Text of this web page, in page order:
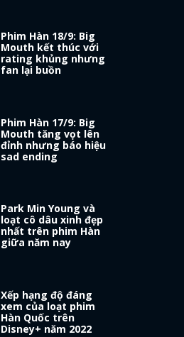
Phim Hàn 18/9: Big
Mouth kết thúc với
rating khủng nhưng
fan lại buồn
Phim Hàn 17/9: Big
Mouth tăng vọt lên
đỉnh nhưng báo hiệu
sad ending
Park Min Young và
loạt cô dâu xinh đẹp
nhất trên phim Hàn
giữa năm nay
Xếp hạng độ đáng
xem của loạt phim
Hàn Quốc trên
Disney+ năm 2022